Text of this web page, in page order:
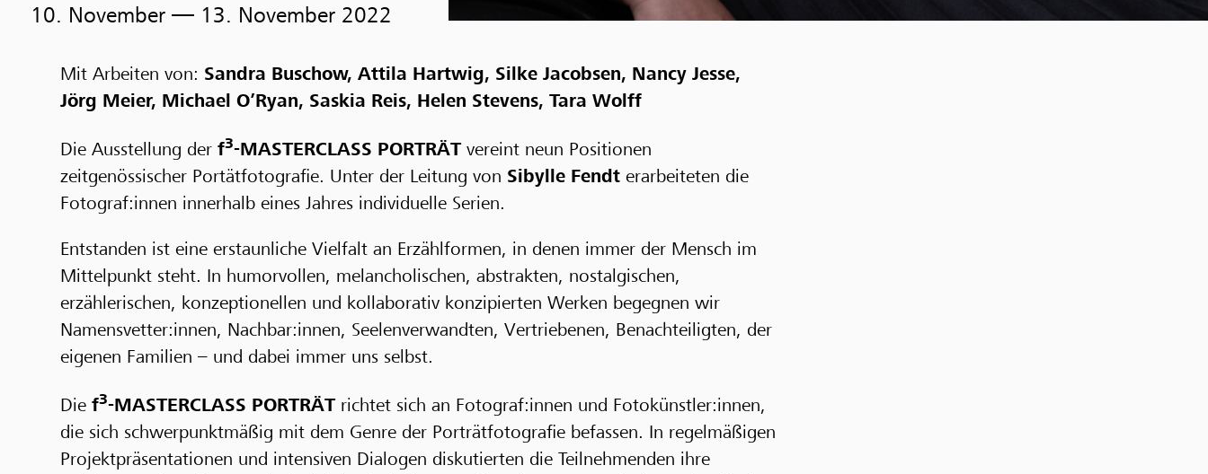
10. November — 13. November 2022
Mit Arbeiten von: Sandra Buschow, Attila Hartwig, Silke Jacobsen, Nancy Jesse,
Jörg Meier, Michael O’Ryan, Saskia Reis, Helen Stevens, Tara Wolff
Die Ausstellung derf3-MASTERCLASS PORTRÄTvereint neun Positionen
zeitgenössischer Portätfotografie. Unter der Leitung von Sibylle Fendt erarbeiteten die
Fotograf:innen innerhalb eines Jahres individuelle Serien.
Entstanden ist eine erstaunliche Vielfalt an Erzählformen, in denen immer der Mensch im
Mittelpunkt steht. In humorvollen, melancholischen, abstrakten, nostalgischen,
erzählerischen, konzeptionellen und kollaborativ konzipierten Werken begegnen wir
Namensvetter:innen, Nachbar:innen, Seelenverwandten, Vertriebenen, Benachteiligten, der
eigenen Familien – und dabei immer uns selbst.
Dief3-MASTERCLASS PORTRÄT richtet sich an Fotograf:innen und Fotokünstler:innen,
die sich schwerpunktmäßig mit dem Genre der Porträtfotografie befassen. In regelmäßigen
Projektpräsentationen und intensiven Dialogen diskutierten die Teilnehmenden ihre